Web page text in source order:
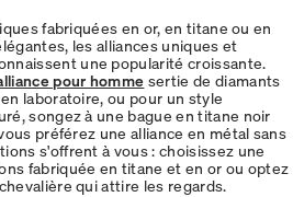
fabriquées en or, en titane ou en
les alliances uniques et
une popularité croissante.
pour homme sertie de diamants
laboratoire, ou pour un style
songez à une bague en titane noir
préférez une alliance en métal sans
s'offrent à vous : choisissez une
fabriquée en titane et en or ou optez
qui attire les regards.